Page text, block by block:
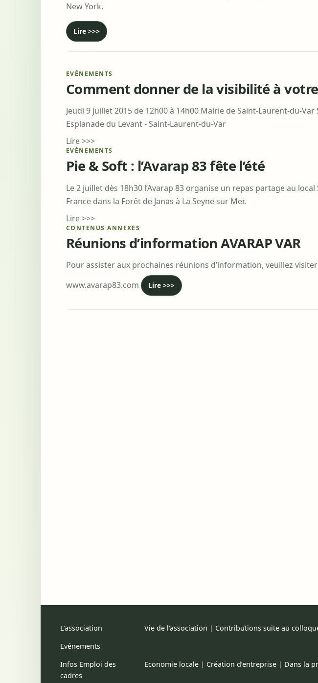
New York.
Lire >>>
EVÉNEMENTS
Comment donner de la visibilité à
Jeudi 9 juillet 2015 de 12h00 à 14h00 Mairie de Saint-Laurent-du-Var
Esplanade du Levant - Saint-Laurent-du-Var
Lire >>>
EVÉNEMENTS
Pie & Soft : l’Avarap 83 fête l’été
Le 2 juillet dès 18h30 l’Avarap 83 organise un repas partage au
France dans la Forêt de Janas à La Seyne sur Mer.
Lire >>>
CONTENUS ANNEXES
Réunions d’information AVARAP VAR
Pour assister aux prochaines réunions d’information, veuillez
www.avarap83.com
Lire >>>
L’association Vie de l’association | Contributions suite au
Evénements
Infos Emploi des
cadres
Economie locale | Création d’entreprise | Dans la